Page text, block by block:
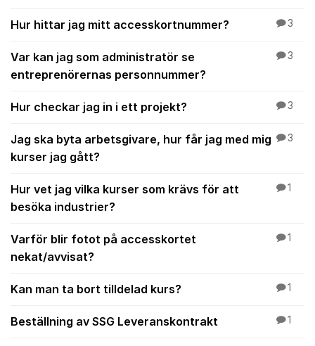
Hur hittar jag mitt accesskortnummer? 3
Var kan jag som administratör se
entreprenörernas personnummer?
3
Hur checkar jag in i ett projekt? 3
Jag ska byta arbetsgivare, hur får jag med mig
kurser jag gått?
3
Hur vet jag vilka kurser som krävs för att
besöka industrier?
1
Varför blir fotot på accesskortet
nekat/avvisat?
1
Kan man ta bort tilldelad kurs? 1
Beställning av SSG Leveranskontrakt 1